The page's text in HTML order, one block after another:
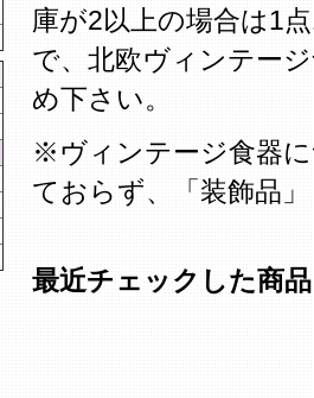
庫が2以上の場合は1
で、北欧ヴィンテー
め下さい。
※ヴィンテージ食器
ておらず、「装飾品
最近チェックした商品